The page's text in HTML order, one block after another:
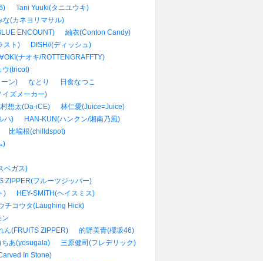
Tani Yuuki(タニユウキ)
な(カネヨリマサル)
ENCOUNT)
紬衣(Conton Candy)
スト)
DISH//(ディッシュ)
ナオキ/ROTTENGRAFFTY)
ウ(tricot)
ン) なとり
日食なつこ
イズメーカー)
想太(Da-iCE)
林仁愛(Juice=Juice)
ハ)
HAN-KUN(ハンクン/湘南乃風)
比喩根(chilldspot)
)
ベガス)
ZIPPER(フルーツジッパー)
)
HEY-SMITH(ヘイスミス)
チコウタ(Laughing Hick)
ン
ん(FRUITS ZIPPER)
的野美青(櫻坂46)
ちあ(yosugala)
三原健司(フレデリック)
In Stone)